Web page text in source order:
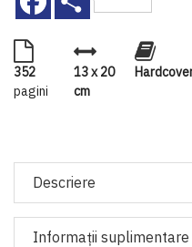
352
pagini
13 x 20
cm
Descriere
Informaţii suplimentare